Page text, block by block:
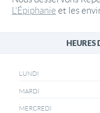
L'Épiphanie et les
HEURES
LUNDI
MARDI
MERCREDI